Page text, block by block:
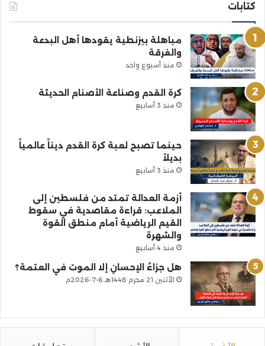
كتابات
مباهلة بيزنطية يقودها أهل البدعة
والفرقة
منذ أسبوع واحد
كرة القدم وصناعة الأصنام الحديثة
منذ 3 أسابيع
حينما تصبح لعبة كرة القدم ديناً عالمياً
بديلاً
منذ 3 أسابيع
أزمة العدالة تمتد من فلسطين إلى
الملاعب: قراءة مقاصدية في سقوط
القيم الرياضية أمام منطق القوة
والشهرة
منذ 4 أسابيع
هل جزاءُ الإحسانِ إلا الموت في العتمة؟
الأثنين 21 محرم 1448هـ 6-7-2026م